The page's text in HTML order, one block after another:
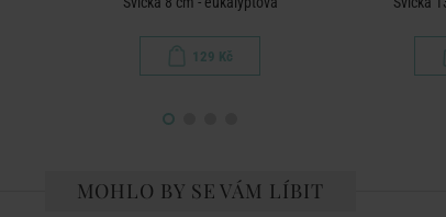
129 Kč
MOHLO BY SE VÁM LÍBIT